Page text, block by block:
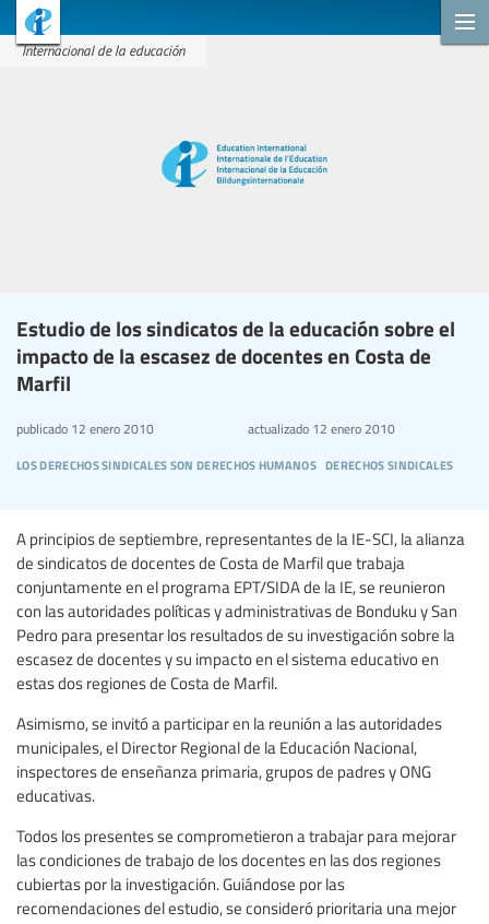
Internacional de la educación
Estudio de los sindicatos de la educación sobre el
impacto de la escasez de docentes en Costa de
Marfil
los derechos sindicales son derechos humanos derechos sindicales
publicado 12 enero 2010 actualizado12 enero 2010
A principios de septiembre, representantes de la IE-SCI, la alianza
de sindicatos de docentes de Costa de Marfil que trabaja
conjuntamente en el programa EPT/SIDA de la IE, se reunieron
con las autoridades políticas y administrativas de Bonduku y San
Pedro para presentar los resultados de su investigación sobre la
escasez de docentes y su impacto en el sistema educativo en
estas dos regiones de Costa de Marfil.
Asimismo, se invitó a participar en la reunión a las autoridades
municipales, el Director Regional de la Educación Nacional,
inspectores de enseñanza primaria, grupos de padres y ONG
educativas.
Todos los presentes se comprometieron a trabajar para mejorar
las condiciones de trabajo de los docentes en las dos regiones
cubiertas por la investigación. Guiándose por las
recomendaciones del estudio, se consideró prioritaria una mejor